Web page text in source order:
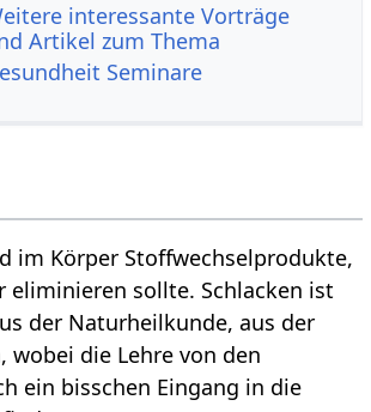
interessante Vorträge
Artikel zum Thema
Seminare
im Körper Stoffwechselprodukte,
eliminieren sollte. Schlacken ist
der Naturheilkunde, aus der
wobei die Lehre von den
ein bisschen Eingang in die